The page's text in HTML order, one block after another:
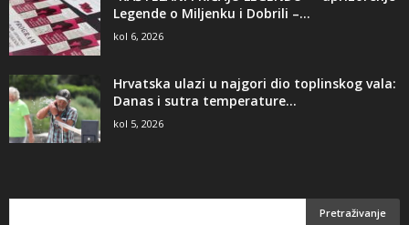
Legende o Miljenku i Dobrili –...
kol 6, 2026
Hrvatska ulazi u najgori dio toplinskog vala:
Danas i sutra temperature...
kol 5, 2026